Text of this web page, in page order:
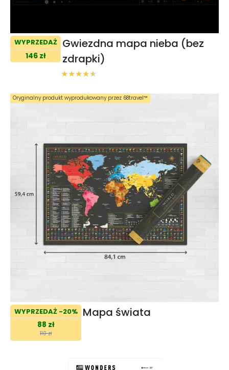
WYPRZEDAŻ
146 zł
Gwiezdna mapa nieba (bez
zdrapki)
WYPRZEDAŻ -20%
88 zł
110 zł
Mapa świata
Oryginalny produkt wyprodukowany przez 68travel™️